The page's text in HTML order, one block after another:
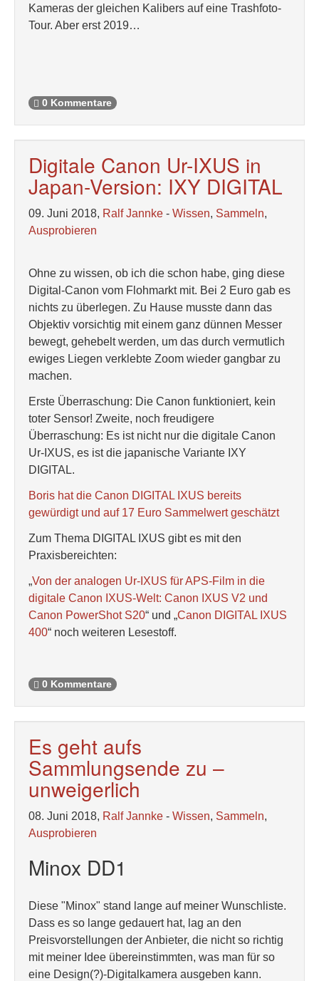
Kameras der gleichen Kalibers auf eine Trashfoto-
Tour. Aber erst 2019…
0 Kommentare
Digitale Canon Ur-IXUS in
Japan-Version: IXY DIGITAL
09. Juni 2018, Ralf Jannke - Wissen, Sammeln,
Ausprobieren
Ohne zu wissen, ob ich die schon habe, ging diese
Digital-Canon vom Flohmarkt mit. Bei 2 Euro gab es
nichts zu überlegen. Zu Hause musste dann das
Objektiv vorsichtig mit einem ganz dünnen Messer
bewegt, gehebelt werden, um das durch vermutlich
ewiges Liegen verklebte Zoom wieder gangbar zu
machen.
Erste Überraschung: Die Canon funktioniert, kein
toter Sensor! Zweite, noch freudigere
Überraschung: Es ist nicht nur die digitale Canon
Ur-IXUS, es ist die japanische Variante IXY
DIGITAL.
Boris hat die Canon DIGITAL IXUS bereits
gewürdigt und auf 17 Euro Sammelwert geschätzt
Zum Thema DIGITAL IXUS gibt es mit den
Praxisbereichten:
„Von der analogen Ur-IXUS für APS-Film in die
digitale Canon IXUS-Welt: Canon IXUS V2 und
Canon PowerShot S20“ und „Canon DIGITAL IXUS
400“ noch weiteren Lesestoff.
0 Kommentare
Es geht aufs
Sammlungsende zu –
unweigerlich
08. Juni 2018, Ralf Jannke - Wissen, Sammeln,
Ausprobieren
Minox DD1
Diese "Minox" stand lange auf meiner Wunschliste.
Dass es so lange gedauert hat, lag an den
Preisvorstellungen der Anbieter, die nicht so richtig
mit meiner Idee übereinstimmten, was man für so
eine Design(?)-Digitalkamera ausgeben kann.